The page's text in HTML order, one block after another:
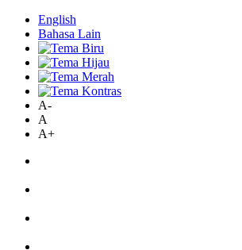
English
Bahasa Lain
A-
A
A+